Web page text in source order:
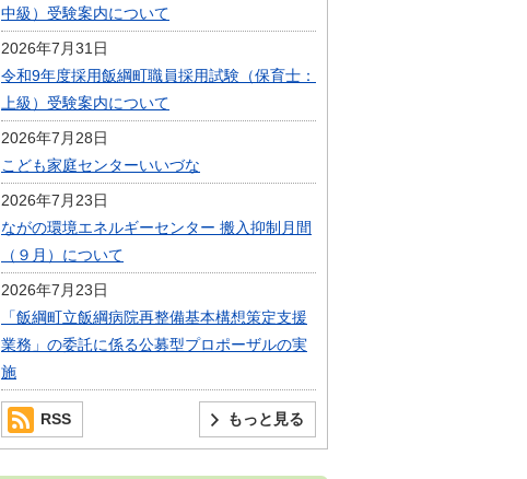
中級）受験案内について
2026年7月31日
令和9年度採用飯綱町職員採用試験（保育士：
上級）受験案内について
2026年7月28日
こども家庭センターいいづな
2026年7月23日
ながの環境エネルギーセンター 搬入抑制月間
（９月）について
2026年7月23日
「飯綱町立飯綱病院再整備基本構想策定支援
業務」の委託に係る公募型プロポーザルの実
施
もっと見る
RSS